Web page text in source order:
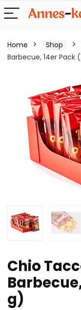
Home Shop
Barbecue, 14er Pack
Chio
g)